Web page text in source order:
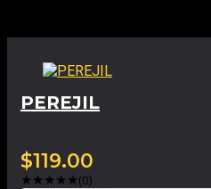
PEREJIL
$119.00
★★★★★(0)